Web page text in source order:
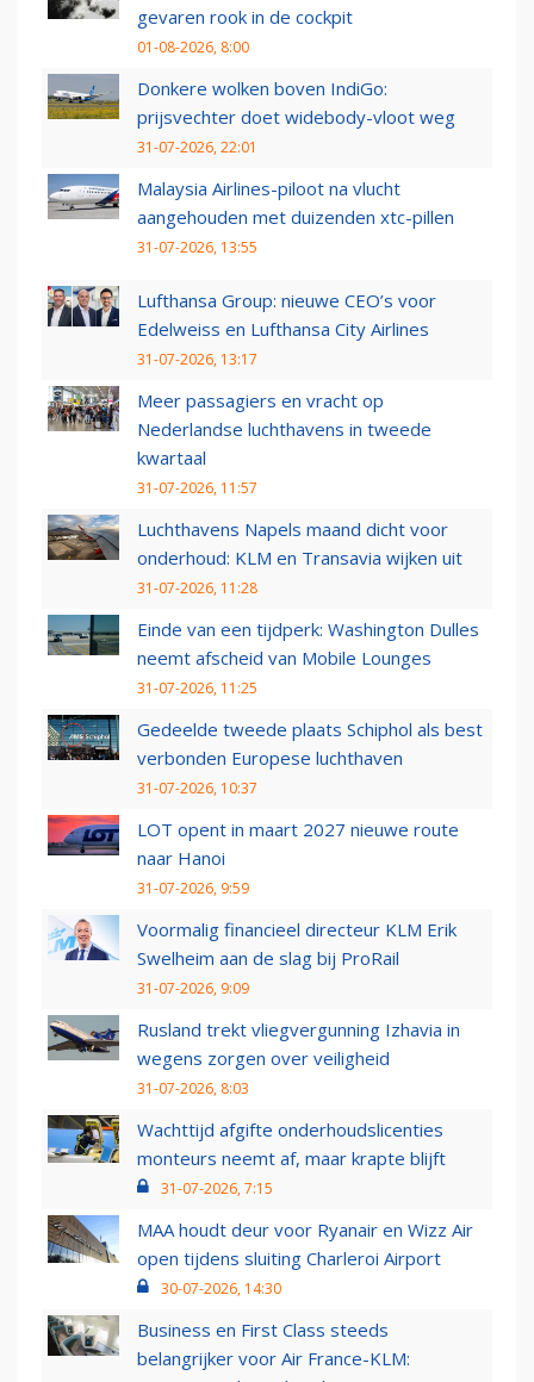
gevaren rook in de cockpit
01-08-2026, 8:00
Donkere wolken boven IndiGo:
prijsvechter doet widebody-vloot weg
31-07-2026, 22:01
Malaysia Airlines-piloot na vlucht
aangehouden met duizenden xtc-pillen
31-07-2026, 13:55
Lufthansa Group: nieuwe CEO’s voor
Edelweiss en Lufthansa City Airlines
31-07-2026, 13:17
Meer passagiers en vracht op
Nederlandse luchthavens in tweede
kwartaal
31-07-2026, 11:57
Luchthavens Napels maand dicht voor
onderhoud: KLM en Transavia wijken uit
31-07-2026, 11:28
Einde van een tijdperk: Washington Dulles
neemt afscheid van Mobile Lounges
31-07-2026, 11:25
Gedeelde tweede plaats Schiphol als best
verbonden Europese luchthaven
31-07-2026, 10:37
LOT opent in maart 2027 nieuwe route
naar Hanoi
31-07-2026, 9:59
Voormalig financieel directeur KLM Erik
Swelheim aan de slag bij ProRail
31-07-2026, 9:09
Rusland trekt vliegvergunning Izhavia in
wegens zorgen over veiligheid
31-07-2026, 8:03
Wachttijd afgifte onderhoudslicenties
monteurs neemt af, maar krapte blijft
31-07-2026, 7:15
MAA houdt deur voor Ryanair en Wizz Air
open tijdens sluiting Charleroi Airport
30-07-2026, 14:30
Business en First Class steeds
belangrijker voor Air France-KLM: